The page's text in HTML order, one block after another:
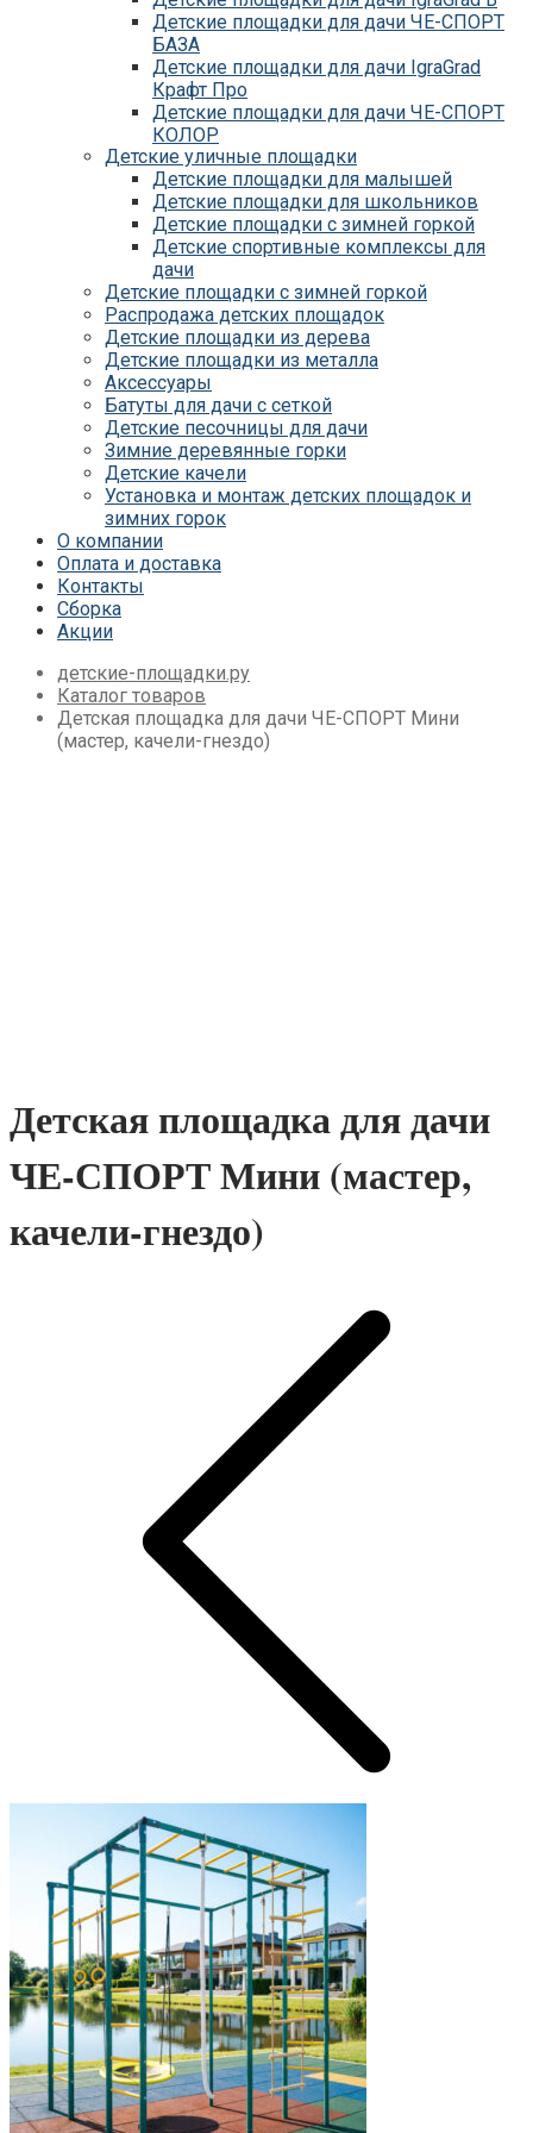
Детские площадки для дачи ЧЕ-СПОРТ
БАЗА
Детские площадки для дачи IgraGrad
Крафт Про
Детские площадки для дачи ЧЕ-СПОРТ
КОЛОР
Детские площадки для дачи IgraGrad С
Детские площадки для дачи ЧЕ-СПОРТ
КАРКАС
Детские площадки для дачи Савушка
КУБ
Детские уличные игровые площадки
для дачи IgraGrad К
Детские площадки для дачи IgraGrad W
Детские площадки для дачи Выше всех
Детские площадки для дачи Romana
Детские уличные площадки IgraGrad X
Детские площадки для дачи ЛЕГЕНДА
ЛЕСА серия ВСЕСЕЗОННАЯ
Детские площадки Савушка 4 Сезона
Детские площадки Савушка Мастер
(Махагон)
Детские площадки Савушка Мастер
(Махагон) 4 сезона
Детские площадки Савушка Мастер 4
Детские площадки для дачи Савушка
База
Детские площадки Савушка Бэби Плэй
Детские площадки IgraGrad Старт
Детские площадки для дачи Perfetto
Детские площадки Савушка Тусун
Детские площадки для дачи Лес Чудес
Детские уличные площадки
Детские площадки для малышей
Детские площадки для школьников
Детские площадки с зимней горкой
Детские спортивные комплексы для
дачи
Детские площадки с зимней горкой
Распродажа детских площадок
Детские площадки из дерева
Детские площадки из металла
Аксессуары
Батуты для дачи с сеткой
Детские песочницы для дачи
Зимние деревянные горки
Детские качели
Установка и монтаж детских площадок и
зимних горок
О компании
Оплата и доставка
Контакты
Сборка
Акции
детские-площадки.ру
Каталог товаров
Детская площадка для дачи ЧЕ-СПОРТ Мини
(мастер, качели-гнездо)
Детская площадка для дачи
ЧЕ-СПОРТ Мини (мастер,
качели-гнездо)